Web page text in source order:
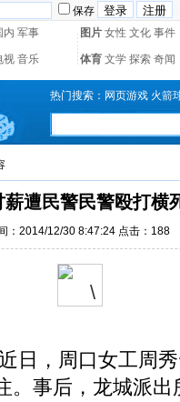
保存
内 军事 图片 女性 文化 事件
视 音乐 体育 文学 探索 奇闻
热门搜索： 网页游戏 火箭
薪遭民警民警殴打横
：2014/12/30 8:47:24 点击： 188
日，周口女工周
。事后，龙城派